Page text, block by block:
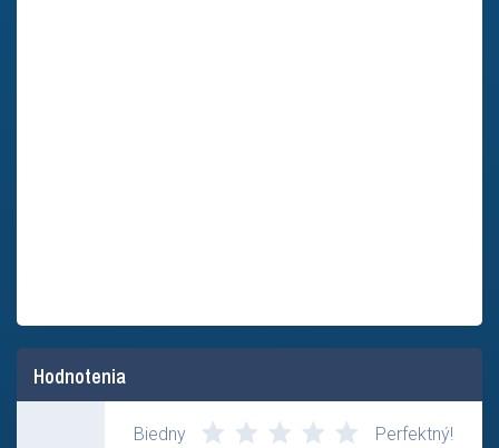
Hodnotenia
Biedny Perfektný!